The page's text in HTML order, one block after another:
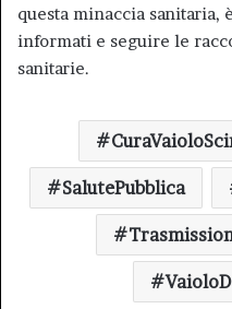
questa minaccia sanitaria,
informati e seguire le
sanitarie.
SalutePubblica